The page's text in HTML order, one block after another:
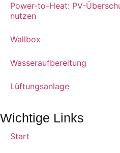
Power-to-Heat: PV-
nutzen
Wallbox
Wasseraufbereitung
Lüftungsanlage
Wichtige Links
Start